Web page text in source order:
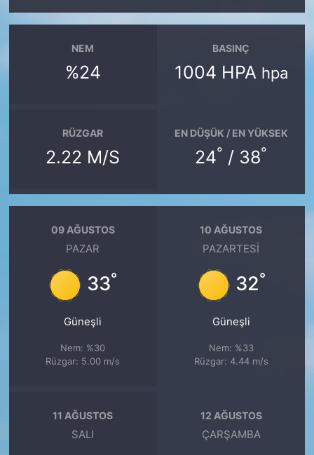
NEM
%24
BASINÇ
1004 HPA hpa
RÜZGAR
2.22 M/S
EN DÜŞÜK / EN YÜKSEK
24° / 38°
09 AĞUSTOS
PAZAR
33°
Güneşli
Nem: %30
Rüzgar: 5.00 m/s
10 AĞUSTOS
PAZARTESI
32°
Güneşli
Nem: %33
Rüzgar: 4.44 m/s
11 AĞUSTOS
SALI
12 AĞUSTOS
ÇARŞAMBA